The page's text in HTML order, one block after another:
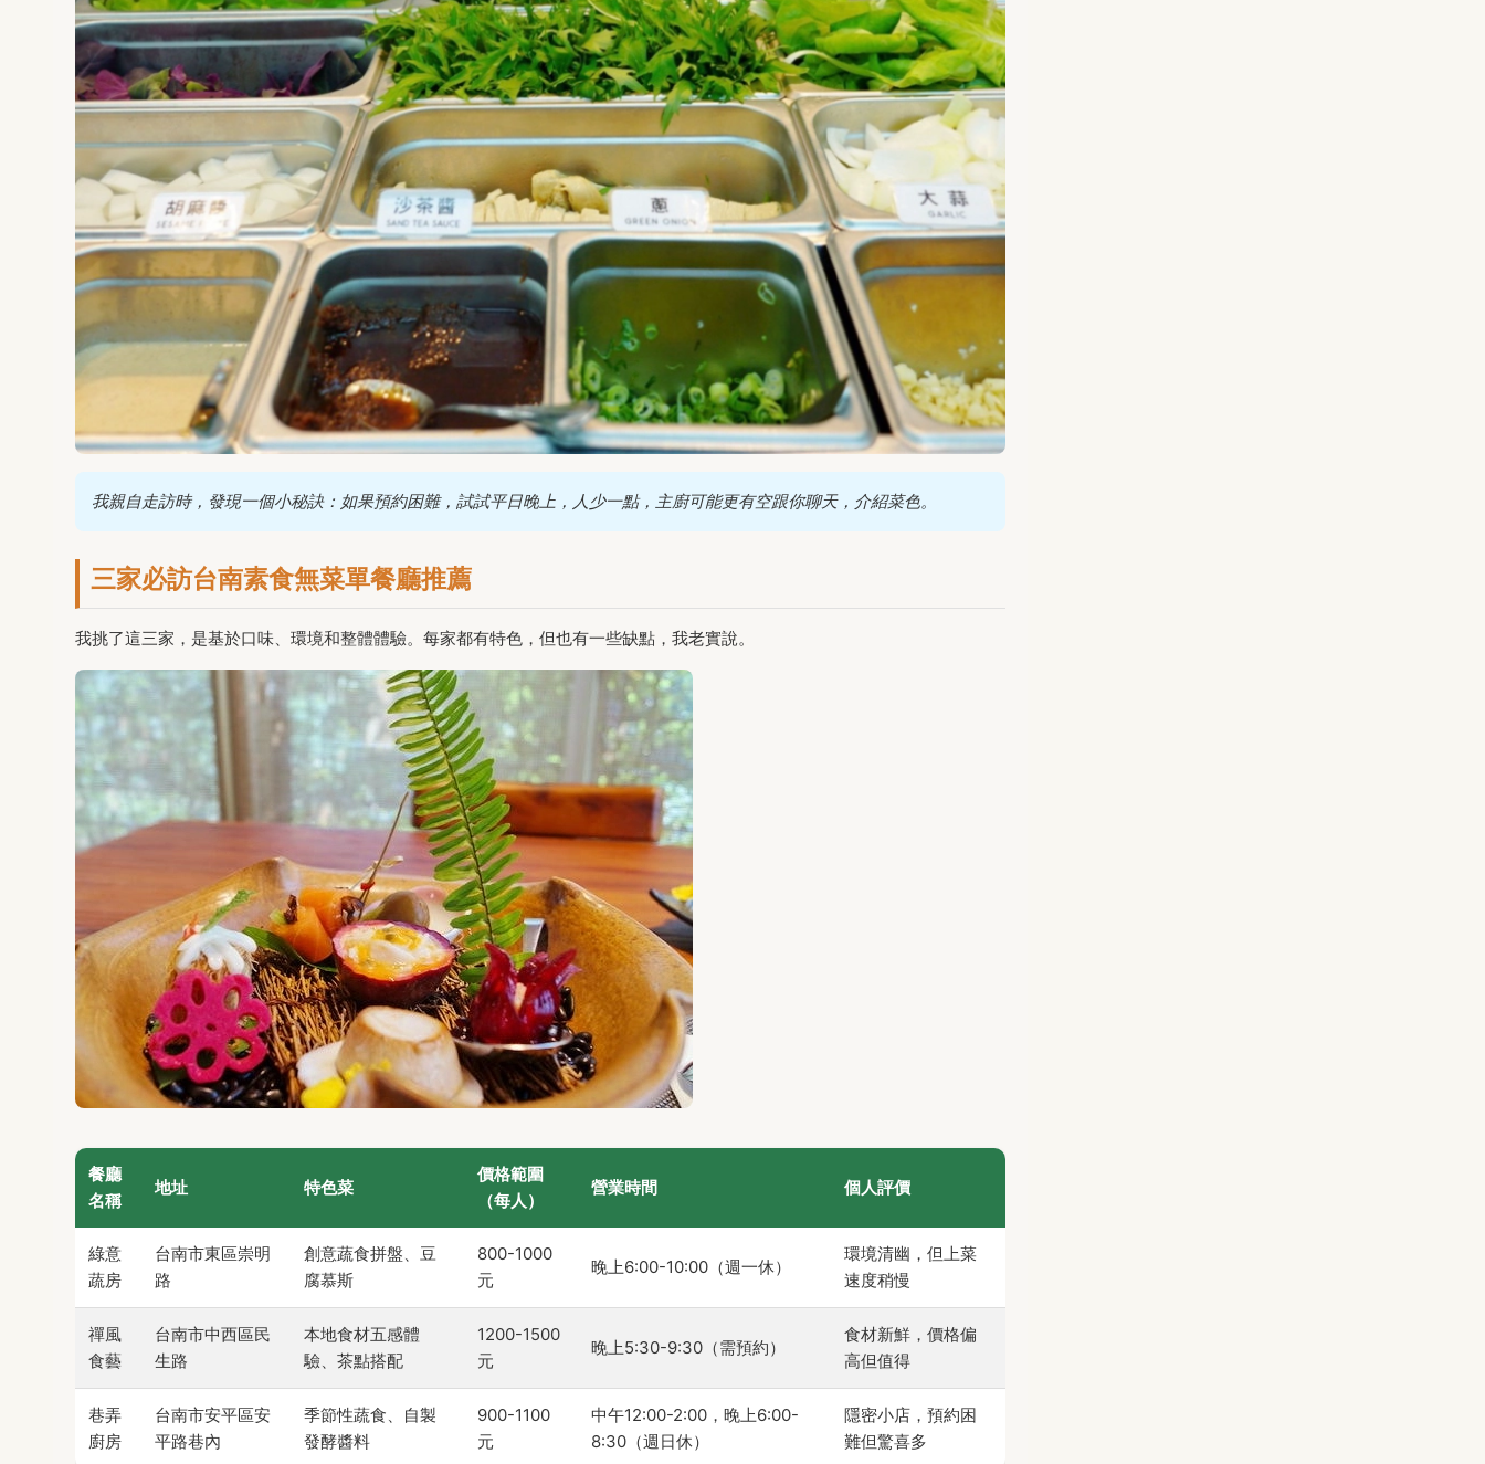
我親自走訪時，發現一個小秘訣：如果預約困難，試試平日晚上，人少一點，主廚可能更有空跟你聊天，介紹菜色。
三家必訪台南素食無菜單餐廳推薦
我挑了這三家，是基於口味、環境和整體體驗。每家都有特色，但也有一些缺點，我老實說。
餐廳
名稱
地址 特色菜
價格範圍
（每人）
營業時間 個人評價
綠意
蔬房
台南市東區崇明
路
創意蔬食拼盤、豆
腐慕斯
800-1000
元
晚上6:00-10:00（週一休）
環境清幽，但上菜
速度稍慢
禪風
食藝
台南市中西區民
生路
本地食材五感體
驗、茶點搭配
1200-1500
元
晚上5:30-9:30（需預約）
食材新鮮，價格偏
高但值得
巷弄
廚房
台南市安平區安
平路巷內
季節性蔬食、自製
發酵醬料
900-1100
元
中午12:00-2:00，晚上6:00-
8:30（週日休）
隱密小店，預約困
難但驚喜多